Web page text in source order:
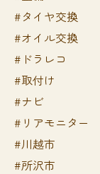
#タイヤ交換
#オイル交換
#ドラレコ
#取付け
#ナビ
#リアモニター
#川越市
#所沢市